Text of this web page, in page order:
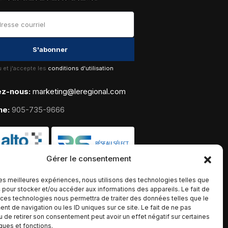
Gérer le consentement
meilleures expériences, nous utilisons des technologies telles que
stocker et/ou accéder aux informations des appareils. Le fait de
technologies nous permettra de traiter des données telles que le
de navigation ou les ID uniques sur ce site. Le fait de ne pas
de retirer son consentement peut avoir un effet négatif sur certaines
et fonctions.
et j'accepte les conditions d'utilisation
nous: marketing@leregional.com
905-735-9666